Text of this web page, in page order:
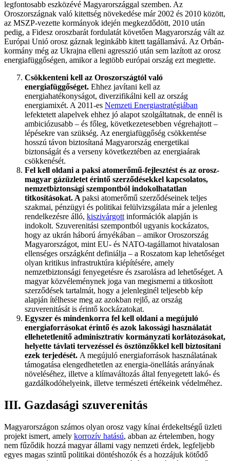
legfontosabb eszközévé Magyarországgal szemben. Az
Oroszországnak való kitettség növekedése már 2002 és 2010 között,
az MSZP-vezette kormányok idején megkezdődött, 2010 után
pedig, a Fidesz oroszbarát fordulatát követően Magyarország vált az
Európai Unió orosz gáznak leginkább kitett tagállamává. Az Orbán-
kormány még az Ukrajna elleni agresszió után sem lazított az orosz
energiafüggőségen, amikor a legtöbb európai ország ezt megtette.
Csökkenteni kell az Oroszországtól való
energiafüggőséget. Ehhez javítani kell az
energiahatékonyságot, diverzifikálni kell az ország
energiamixét. A 2011-es Nemzeti Energiastratégiában
lefektetett alapelvek ehhez jó alapot szolgáltatnak, de ennél is
ambiciózusabb – és főleg, következetesebben végrehajtott –
lépésekre van szükség. Az energiafüggőség csökkentése
hosszú távon biztosítaná Magyarország energetikai
biztonságát és a verseny következtében az energiaárak
csökkenését.
Fel kell oldani a paksi atomerőmű-fejlesztést és az orosz-
magyar gázüzletet érintő szerződésekkel kapcsolatos,
nemzetbiztonsági szempontból indokolhatatlan
titkosításokat. A paksi atomerőmű szerződéseinek teljes
szakmai, pénzügyi és politikai felülvizsgálata már a jelenleg
rendelkezésre álló, kiszivárgott információk alapján is
indokolt. Szuverenitási szempontból ugyanis kockázatos,
hogy az ukrán háború árnyékában – amikor Oroszország
Magyarországot, mint EU- és NATO-tagállamot hivatalosan
ellenséges országként definiálja – a Roszatom kap lehetőséget
olyan kritikus infrastruktúra kiépítésére, amely
nemzetbiztonsági fenyegetésre és zsarolásra ad lehetőséget. A
magyar közvéleménynek joga van megismerni a titkosított
szerződések tartalmát, hogy a jelenleginél teljesebb kép
alapján ítélhesse meg az azokban rejlő, az ország
szuverenitását is érintő kockázatokat.
Egyszer és mindenkorra fel kell oldani a megújuló
energiaforrásokat érintő és azok lakossági használatát
ellehetetlenítő adminisztratív kormányzati korlátozásokat,
helyette távlati tervezéssel és ösztönzőkkel kell biztosítani
ezek terjedését. A megújuló energiaforrások használatának
támogatása elengedhetetlen az energia-önellátás arányának
növeléséhez, illetve a klímaváltozás által fenyegetett lakó- és
gazdálkodóhelyeink, illetve természeti értékeink védelméhez.
III. Gazdasági szuverenitás
Magyarországon számos olyan orosz vagy kínai érdekeltségű üzleti
projekt ismert, amely korrozív hatású, abban az értelemben, hogy
nem fűződik hozzá magyar állami vagy nemzeti érdek, legfeljebb
egyes magas szintű politikai döntéshozók és a hozzájuk kötődő